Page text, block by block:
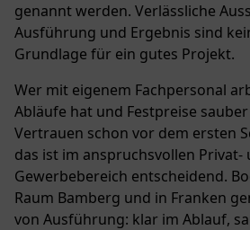
genannt werden. Verlässliche
Ausführung und Ergebnis sind
Grundlage für ein gutes Projekt.
Wer mit eigenem Fachpersonal
Abläufe hat und Festpreise
Vertrauen schon vor dem ersten
das ist im anspruchsvollen Privat-
Gewerbebereich entscheidend.
Raum Bamberg und in Franken
von Ausführung: klar im Ablauf,